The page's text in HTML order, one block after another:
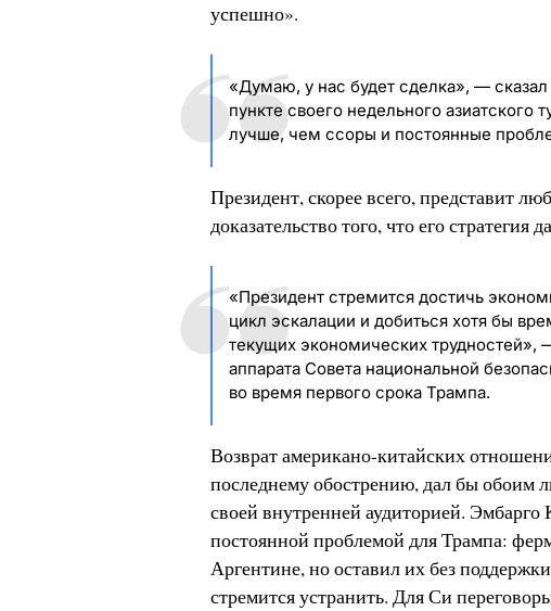
успешно».
«Думаю, у нас будет сделка», —
пункте своего недельного
лучше, чем ссоры и постоянные
Президент, скорее всего, представит
доказательство того, что его стратегия
«Президент стремится достичь
цикл эскалации и добиться хотя бы
текущих экономических
аппарата Совета национальной
во время первого срока Трампа.
Возврат американо-китайских
последнему обострению, дал бы обоим
своей внутренней аудиторией.
постоянной проблемой для Трампа:
Аргентине, но оставил их без
стремится устранить. Для Си